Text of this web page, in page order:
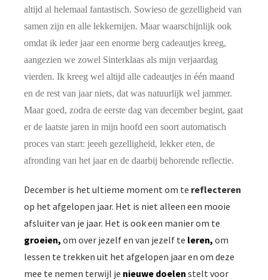
altijd al helemaal fantastisch. Sowieso de gezelligheid van
samen zijn en alle lekkernijen. Maar waarschijnlijk ook
omdat ik ieder jaar een enorme berg cadeautjes kreeg,
aangezien we zowel Sinterklaas als mijn verjaardag
vierden. Ik kreeg wel altijd alle cadeautjes in één maand
en de rest van jaar niets, dat was natuurlijk wel jammer.
Maar goed, zodra de eerste dag van december begint, gaat
er de laatste jaren in mijn hoofd een soort automatisch
proces van start: jeeeh gezelligheid, lekker eten, de
afronding van het jaar en de daarbij behorende reflectie.
December is het ultieme moment om te reflecteren
op het afgelopen jaar. Het is niet alleen een mooie
afsluiter van je jaar. Het is ook een manier om te
groeien, om over jezelf en van jezelf te leren, om
lessen te trekken uit het afgelopen jaar en om deze
mee te nemen terwijl je nieuwe doelen stelt voor